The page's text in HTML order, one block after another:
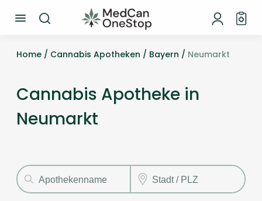
Home / Cannabis Apotheken / Bayern / Neumarkt
Cannabis Apotheke in
Neumarkt